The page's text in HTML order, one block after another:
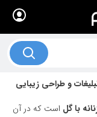
و طراحی زیبایی
با گل است که در آن
×